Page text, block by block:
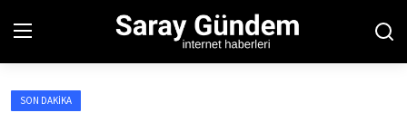
Ana Sayfa
SON DAKIKA